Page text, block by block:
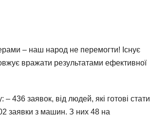
– наш народ не перемогти! Існує
вражати результатами ефективної
436 заявок, від людей, які готові стати
заявки з машин. З них 48 на